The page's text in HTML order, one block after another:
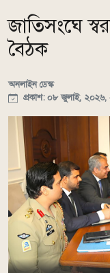
জাতিসংঘে
বৈঠক
অনলাইন ডেস্ক
প্রকাশ: ০৮ জুলাই,